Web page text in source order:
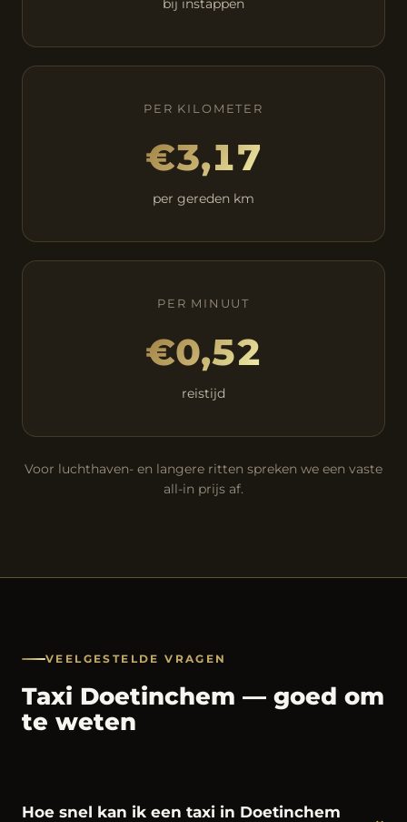
PER KILOMETER
€3,17
per gereden km
PER MINUUT
€0,52
reistijd
Voor luchthaven- en langere ritten spreken we een vaste
all-in prijs af.
VEELGESTELDE VRAGEN
Taxi Doetinchem — goed om
te weten
Hoe snel kan ik een taxi in Doetinchem